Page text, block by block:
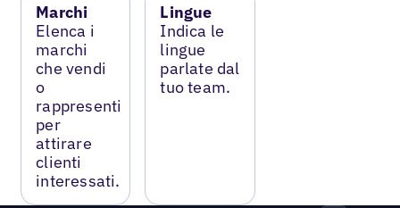
Marchi
Elenca i
marchi
che vendi
o
rappresenti
per
attirare
clienti
interessati.
Lingue
Indica le
lingue
parlate dal
tuo team.